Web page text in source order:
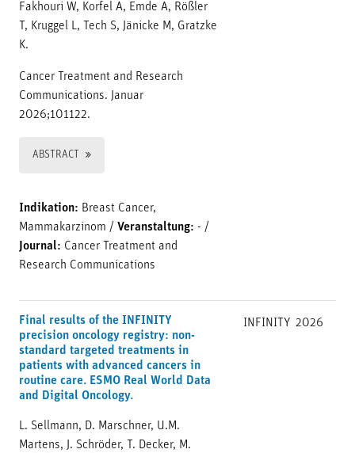
Fakhouri W, Korfel A, Emde A, Rößler
T, Kruggel L, Tech S, Jänicke M, Gratzke
K.
Cancer Treatment and Research
Communications. Januar
2026;101122.
ABSTRACT
Indikation: Breast Cancer,
Mammakarzinom / Veranstaltung: - /
Journal: Cancer Treatment and
Research Communications
Final results of the INFINITY
precision oncology registry: non-
standard targeted treatments in
patients with advanced cancers in
routine care. ESMO Real World Data
and Digital Oncology.
L. Sellmann, D. Marschner, U.M.
Martens, J. Schröder, T. Decker, M.
INFINITY 2026